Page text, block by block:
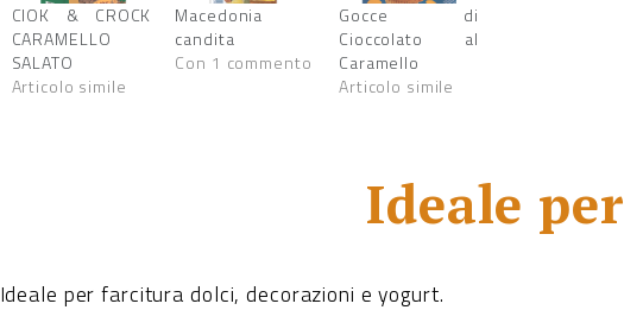
CIOK & CROCK
CARAMELLO
SALATO
Articolo simile
Macedonia
candita
Con 1 commento
Gocce di
Cioccolato al
Caramello
Articolo simile
Ideale per
Ideale per farcitura dolci, decorazioni e yogurt.